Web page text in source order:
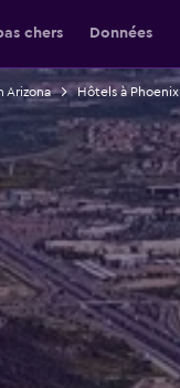
chers Données
Arizona Hôtels à Phoenix